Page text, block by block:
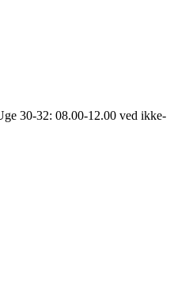
30-32: 08.00-12.00 ved ikke-